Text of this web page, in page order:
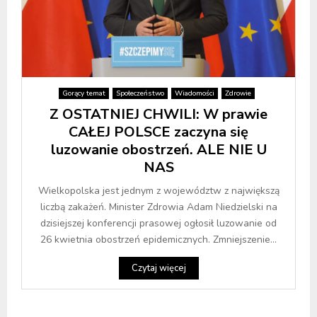
Gorący temat Społeczeństwo Wiadomości Zdrowie
Z OSTATNIEJ CHWILI: W prawie
CAŁEJ POLSCE zaczyna się
luzowanie obostrzeń. ALE NIE U
NAS
Wielkopolska jest jednym z województw z największą
liczbą zakażeń. Minister Zdrowia Adam Niedzielski na
dzisiejszej konferencji prasowej ogłosił luzowanie od
26 kwietnia obostrzeń epidemicznych. Zmniejszenie...
Czytaj więcej